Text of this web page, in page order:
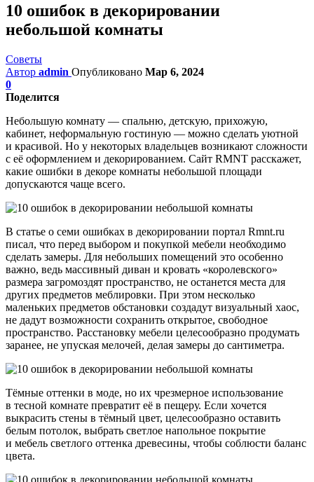
10 ошибок в декорировании
небольшой комнаты
Советы
Автор admin Опубликовано Мар 6, 2024
0
Поделится
Небольшую комнату — спальню, детскую, прихожую,
кабинет, неформальную гостиную — можно сделать уютной
и красивой. Но у некоторых владельцев возникают сложности
с её оформлением и декорированием. Сайт RMNT расскажет,
какие ошибки в декоре комнаты небольшой площади
допускаются чаще всего.
В статье о семи ошибках в декорировании портал Rmnt.ru
писал, что перед выбором и покупкой мебели необходимо
сделать замеры. Для небольших помещений это особенно
важно, ведь массивный диван и кровать «королевского»
размера загромоздят пространство, не останется места для
других предметов меблировки. При этом несколько
маленьких предметов обстановки создадут визуальный хаос,
не дадут возможности сохранить открытое, свободное
пространство. Расстановку мебели целесообразно продумать
заранее, не упуская мелочей, делая замеры до сантиметра.
Тёмные оттенки в моде, но их чрезмерное использование
в тесной комнате превратит её в пещеру. Если хочется
выкрасить стены в тёмный цвет, целесообразно оставить
белым потолок, выбрать светлое напольное покрытие
и мебель светлого оттенка древесины, чтобы соблюсти баланс
цвета.